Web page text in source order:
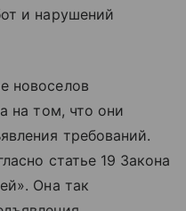
и нарушений
новоселов
на том, что они
требований.
статье 19 Закона
Она так